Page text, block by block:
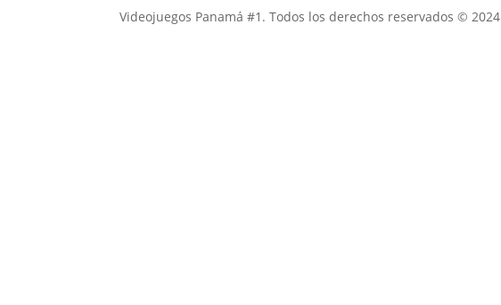
Videojuegos Panamá #1. Todos los derechos reservados © 2024